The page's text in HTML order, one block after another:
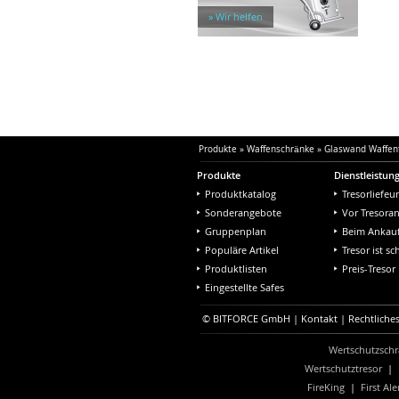
» Wir helfen
Produkte » Waffenschränke » Glaswand
Produkte
Produktkatalog
Sonderangebote
Gruppenplan
Populäre Artikel
Produktlisten
Eingestellte Safes
Vor
Beim
Tresor ist
Preis-Tresor
© BITFORCE GmbH | Kontakt | Rechtliches
Wertschutztresor|
FireKing | First